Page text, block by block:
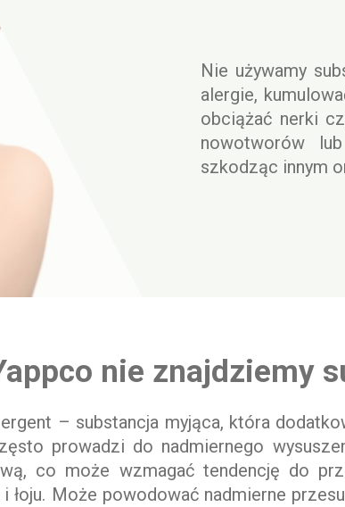
Nie używamy
alergie,
obciążać nerki
nowotworów
szkodząc innym
nie znajdziemy
– substancja myjąca, która
prowadzi do nadmiernego
co może wzmagać tendencję do
łoju. Może powodować nadmierne